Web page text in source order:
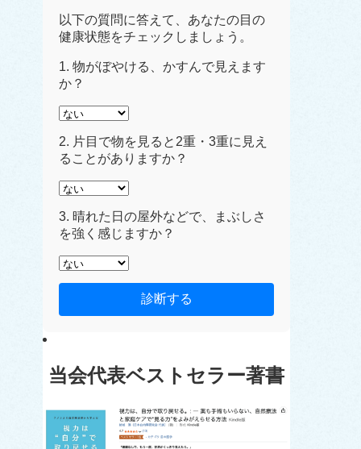
以下の質問に答えて、あなたの目の
健康状態をチェックしましょう。
1. 物がぼやける、かすんで見えます
か？
2. 片目で物を見ると2重・3重に見え
ることがありますか？
3. 晴れた日の屋外などで、まぶしさ
を強く感じますか？
診断する
当会代表ベストセラー著書